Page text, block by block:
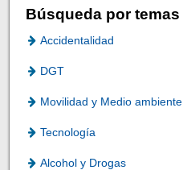
Búsqueda por temas
Accidentalidad
DGT
Movilidad y Medio ambiente
Tecnología
Alcohol y Drogas